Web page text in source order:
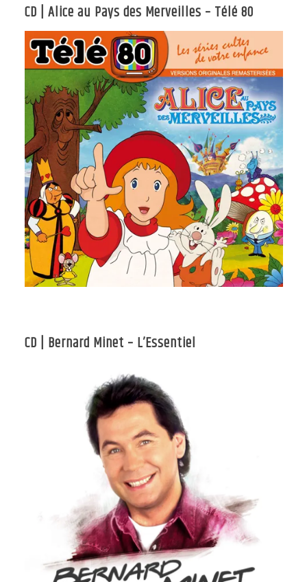
CD | Alice au Pays des Merveilles – Télé 80
CD | Bernard Minet – L’Essentiel